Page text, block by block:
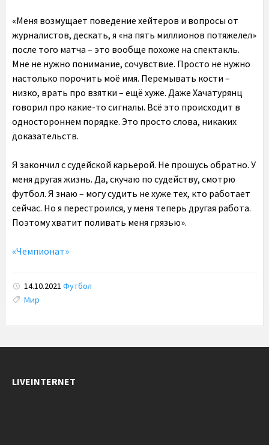
«Меня возмущает поведение хейтеров и вопросы от
журналистов, дескать, я «на пять миллионов потяжелел»
после того матча – это вообще похоже на спектакль.
Мне не нужно понимание, сочувствие. Просто не нужно
настолько порочить моё имя. Перемывать кости –
низко, врать про взятки – ещё хуже. Даже Хачатурянц
говорил про какие-то сигналы. Всё это происходит в
одностороннем порядке. Это просто слова, никаких
доказательств.
Я закончил с судейской карьерой. Не прошусь обратно. У
меня другая жизнь. Да, скучаю по судейству, смотрю
футбол. Я знаю – могу судить не хуже тех, кто работает
сейчас. Но я перестроился, у меня теперь другая работа.
Поэтому хватит поливать меня грязью».
«Чемпионат»
14.10.2021 Футбол
Tags:
Мир
LIVEINTERNET